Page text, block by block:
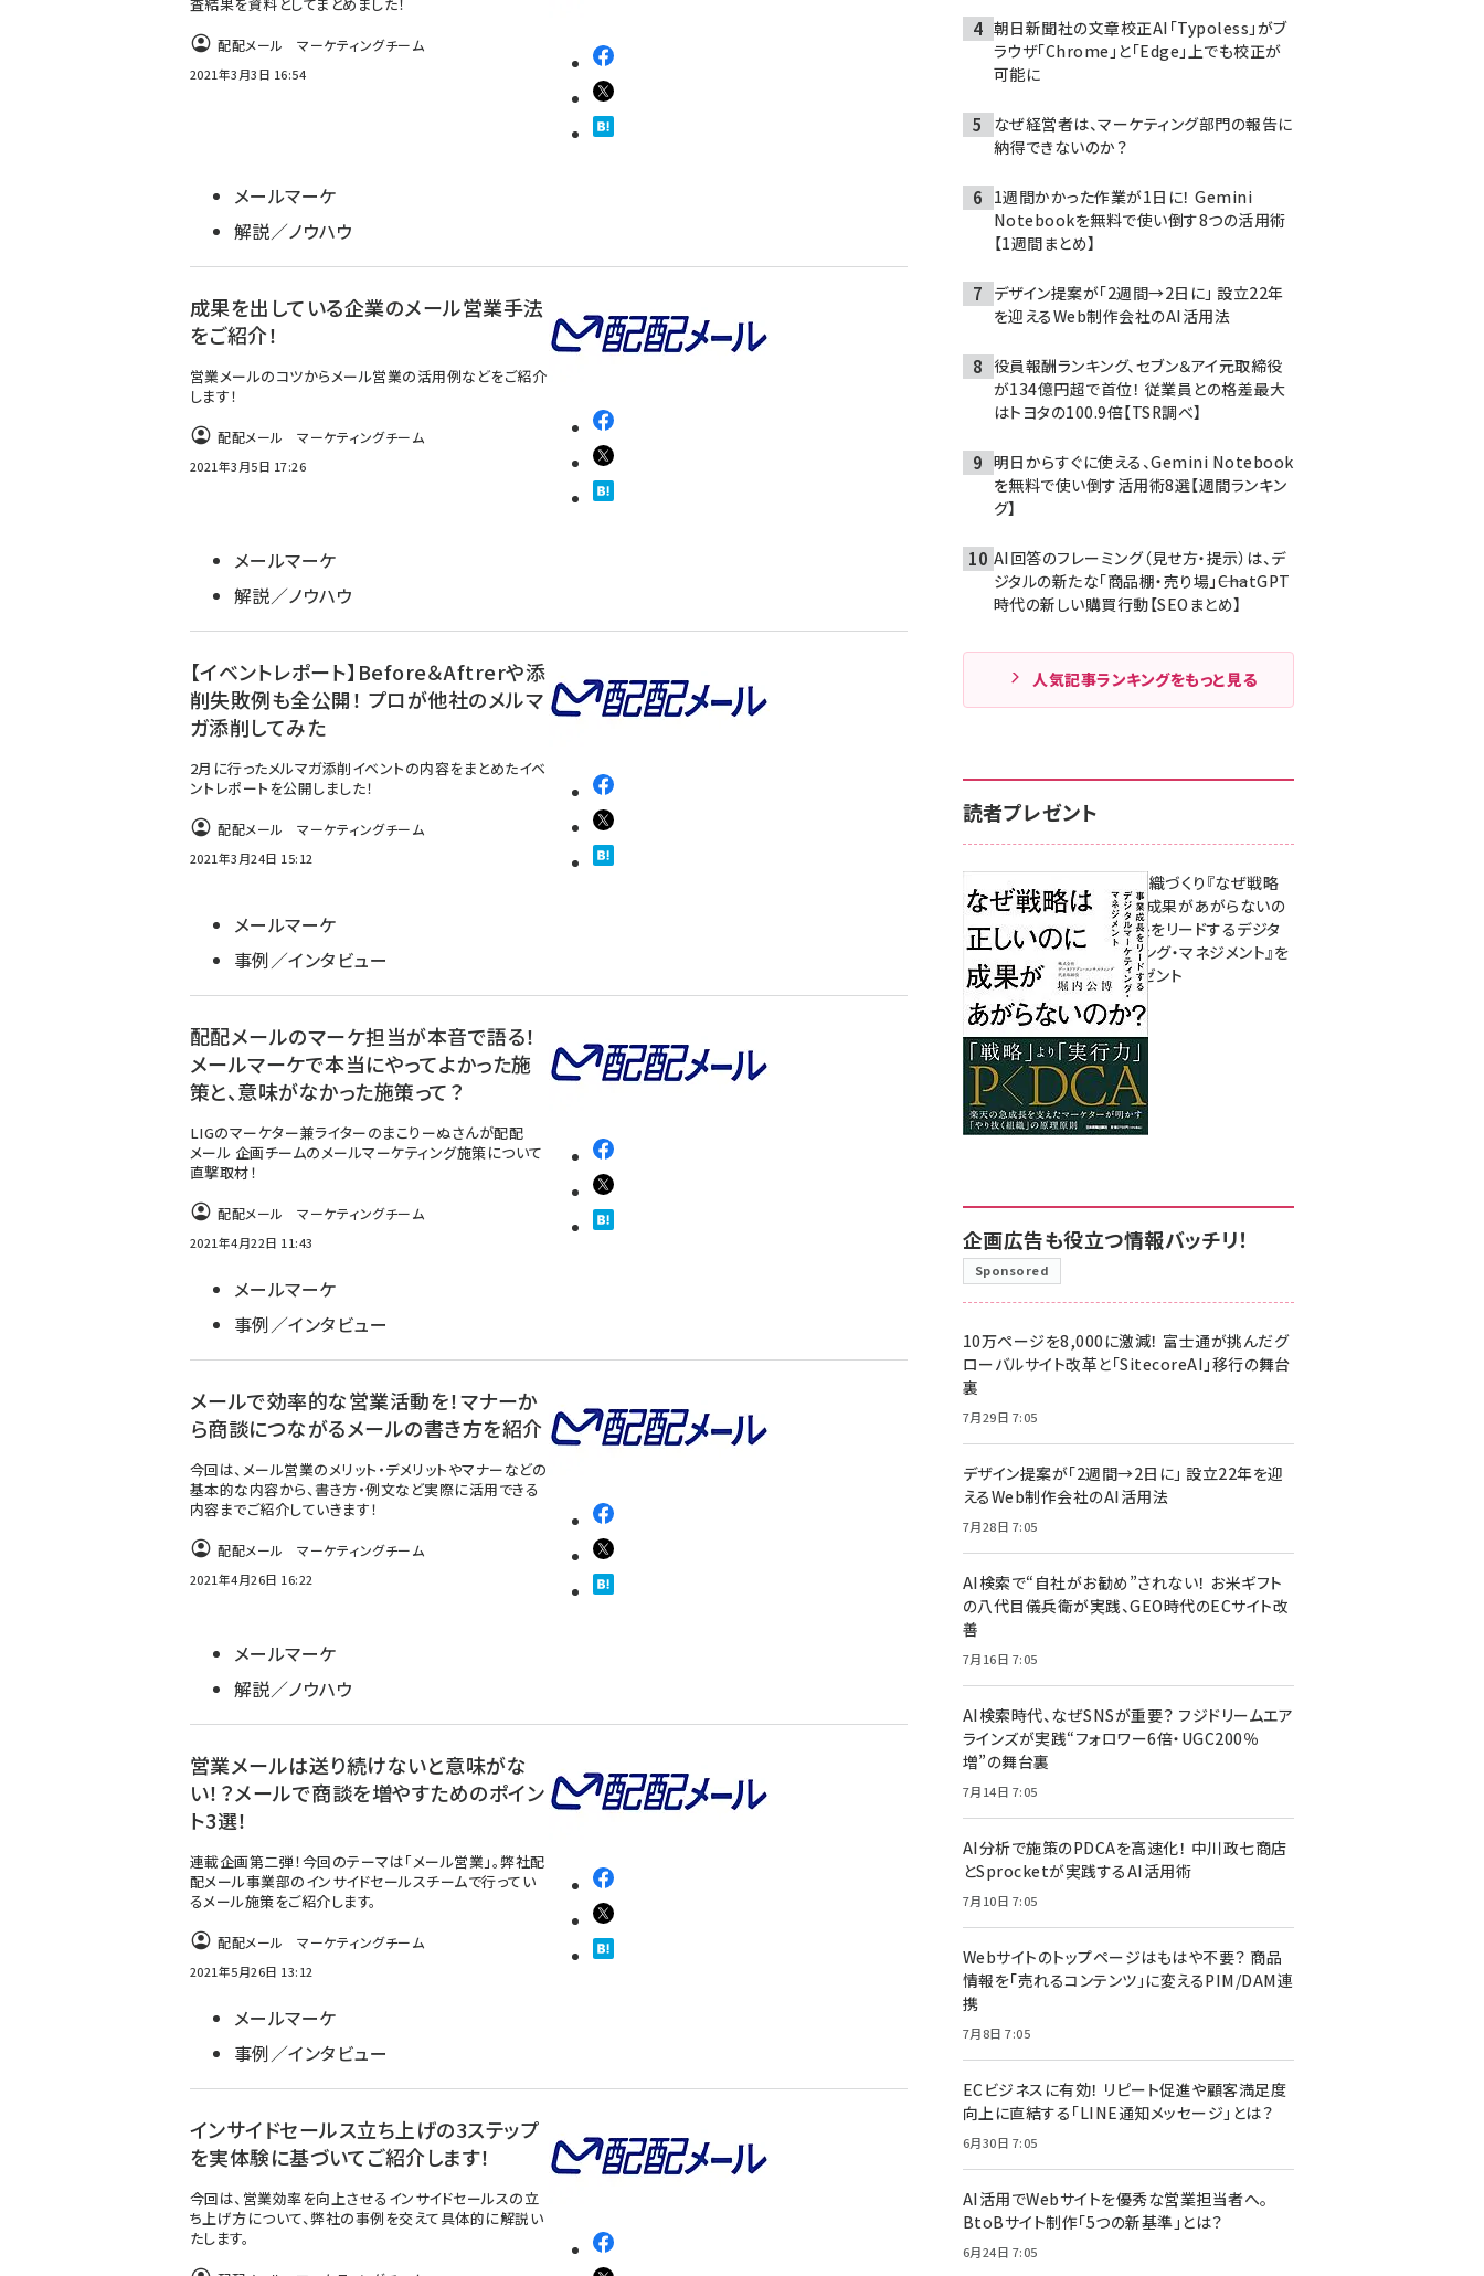
配配メール マーケティングチーム
2021年3月3日 16:54
メールマーケ
解説／ノウハウ
成果を出している企業のメール営業手法
をご紹介！
営業メールのコツからメール営業の活用例などをご紹介
します！
配配メール マーケティングチーム
2021年3月5日 17:26
メールマーケ
解説／ノウハウ
【イベントレポート】Before＆Aftrerや添
削失敗例も全公開！ プロが他社のメルマ
ガ添削してみた
2月に行ったメルマガ添削イベントの内容をまとめたイベ
ントレポートを公開しました！
配配メール マーケティングチーム
2021年3月24日 15:12
メールマーケ
事例／インタビュー
配配メールのマーケ担当が本音で語る！
メールマーケで本当にやってよかった施
策と、意味がなかった施策って？
LIGのマーケター兼ライターのまこりーぬさんが配配
メール 企画チームのメールマーケティング施策について
直撃取材！
配配メール マーケティングチーム
2021年4月22日 11:43
メールマーケ
事例／インタビュー
メールで効率的な営業活動を！マナーか
ら商談につながるメールの書き方を紹介
今回は、メール営業のメリット・デメリットやマナーなどの
基本的な内容から、書き方・例文など実際に活用できる
内容までご紹介していきます！
配配メール マーケティングチーム
2021年4月26日 16:22
メールマーケ
解説／ノウハウ
営業メールは送り続けないと意味がな
い！？メールで商談を増やすためのポイン
ト3選！
連載企画第二弾！今回のテーマは「メール営業」。弊社配
配メール事業部のインサイドセールスチームで行ってい
るメール施策をご紹介します。
配配メール マーケティングチーム
2021年5月26日 13:12
メールマーケ
事例／インタビュー
インサイドセールス立ち上げの3ステップ
を実体験に基づいてご紹介します！
今回は、営業効率を向上させるインサイドセールスの立
ち上げ方について、弊社の事例を交えて具体的に解説い
たします。
朝日新聞社の文章校正AI「Typoless」がブ
ラウザ「Chrome」と「Edge」上でも校正が
可能に
なぜ経営者は、マーケティング部門の報告に
納得できないのか？
1週間かかった作業が1日に！ Gemini
Notebookを無料で使い倒す8つの活用術
【1週間まとめ】
デザイン提案が「2週間→2日に」 設立22年
を迎えるWeb制作会社のAI活用法
役員報酬ランキング、セブン＆アイ元取締役
が134億円超で首位！ 従業員との格差最大
はトヨタの100.9倍【TSR調べ】
明日からすぐに使える、Gemini Notebook
を無料で使い倒す活用術8選【週間ランキン
グ】
AI回答のフレーミング（見せ方・提示）は、デ
ジタルの新たな「商品棚・売り場」――ChatGPT
時代の新しい購買行動【SEOまとめ】
人気記事ランキングをもっと見る
読者プレゼント
成果を生む組織づくり『なぜ戦略
は正しいのに成果があがらないの
か？ 事業成長をリードするデジタ
ルマーケティング・マネジメント』を
3名様にプレゼント
8月7日 10:00
企画広告も役立つ情報バッチリ！
Sponsored
10万ページを8,000に激減！ 富士通が挑んだグ
ローバルサイト改革と「SitecoreAI」移行の舞台
裏
7月29日 7:05
デザイン提案が「2週間→2日に」 設立22年を迎
えるWeb制作会社のAI活用法
7月28日 7:05
AI検索で“自社がお勧め”されない！ お米ギフト
の八代目儀兵衛が実践、GEO時代のECサイト改
善
7月16日 7:05
AI検索時代、なぜSNSが重要？ フジドリームエア
ラインズが実践“フォロワー6倍・UGC200％
増”の舞台裏
7月14日 7:05
AI分析で施策のPDCAを高速化！ 中川政七商店
とSprocketが実践するAI活用術
7月10日 7:05
Webサイトのトップページはもはや不要？ 商品
情報を「売れるコンテンツ」に変えるPIM/DAM連
携
7月8日 7:05
ECビジネスに有効！ リピート促進や顧客満足度
向上に直結する「LINE通知メッセージ」とは？
6月30日 7:05
AI活用でWebサイトを優秀な営業担当者へ。
BtoBサイト制作「5つの新基準」とは？
6月24日 7:05